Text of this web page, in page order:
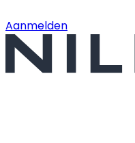
Aanmelden